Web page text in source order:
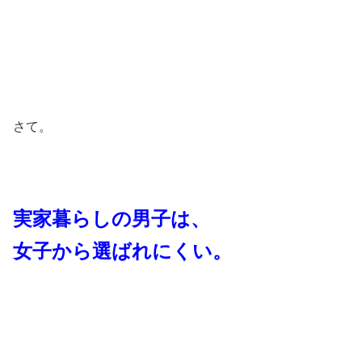
さて。
実家暮らしの男子は、
女子から選ばれにくい。